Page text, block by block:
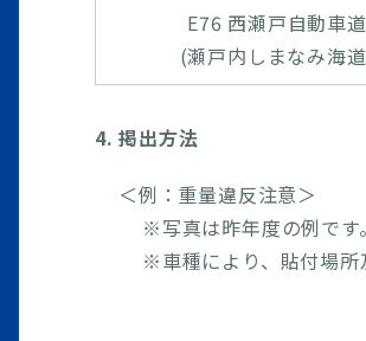
E76 西瀬戸自動車道
(瀬戸内しまなみ海
4. 掲出方法
＜例：重量違反注意＞
※写真は昨年度の例です。
※車種により、貼付場所